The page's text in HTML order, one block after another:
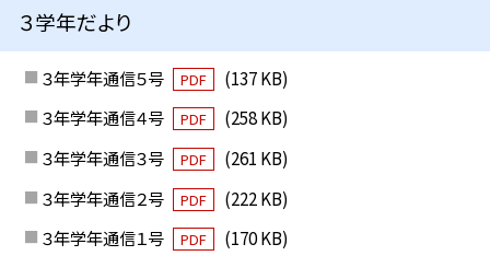
３学年だより
３年学年通信５号 PDF
(137 KB)
３年学年通信４号
PDF
(258 KB)
３年学年通信３号
PDF
(261 KB)
３年学年通信２号
PDF
(222 KB)
３年学年通信１号
PDF (170 KB)